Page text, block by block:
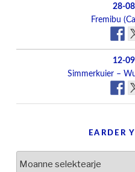
28-
Fremibu
12-
Simmerkuier –
EARDER